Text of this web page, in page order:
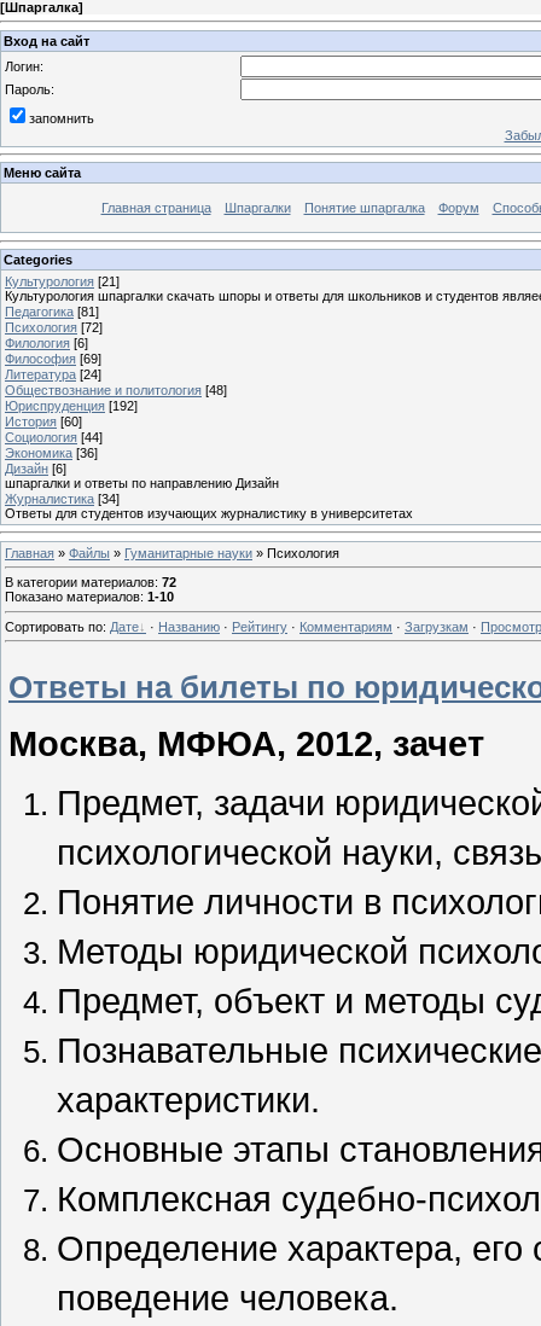
[Шпаргалка]
Вход на сайт
Логин:
Пароль:
запомнить
Меню сайта
Главная страница Шпаргалки Понятие шпаргалка Форум
Categories
Культурология [21]
Культурология шпаргалки скачать шпоры и ответы для школьников и студентов
Педагогика [81]
Психология [72]
Филология [6]
Философия [69]
Литература [24]
Обществознание и политология [48]
Юриспруденция [192]
История [60]
Социология [44]
Экономика [36]
Дизайн [6]
шпаргалки и ответы по направлению Дизайн
Журналистика [34]
Ответы для студентов изучающих журналистику в университетах
Главная » Файлы » Гуманитарные науки » Психология
В категории материалов: 72
Показано материалов: 1-10
Сортировать по: Дате · Названию · Рейтингу · Комментариям · Загрузкам ·
Ответы на билеты по
Москва, МФЮА, 2012, зачет
Предмет, задачи
психологической науки,
Понятие личности в
Методы юридической
Предмет, объект и методы
Познавательные
характеристики.
Основные этапы
Комплексная судебно-
Определение характера, его
поведение человека.